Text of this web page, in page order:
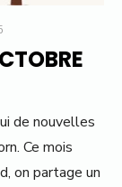
de nouvelles
Ce mois
on partage un